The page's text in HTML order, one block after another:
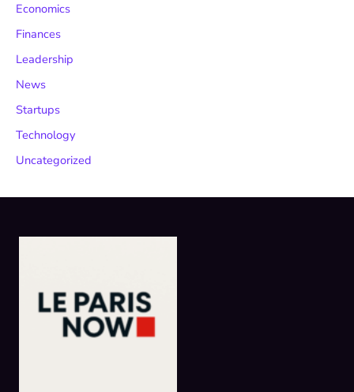
Economics
Finances
Leadership
News
Startups
Technology
Uncategorized